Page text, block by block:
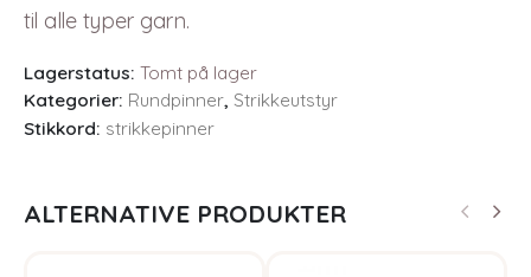
til alle typer garn.
Lagerstatus: Tomt på lager
Kategorier: Rundpinner, Strikkeutstyr
Stikkord: strikkepinner
ALTERNATIVE PRODUKTER